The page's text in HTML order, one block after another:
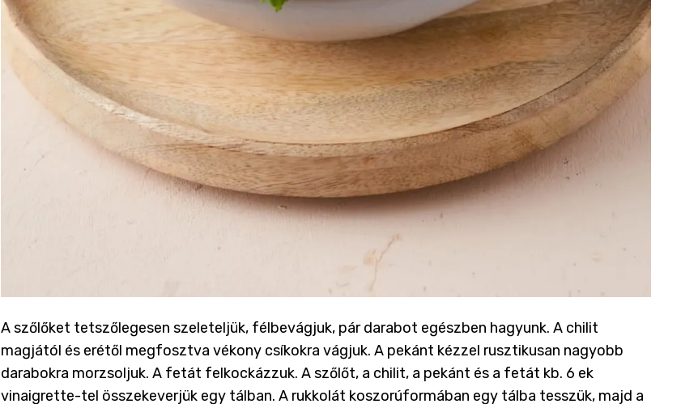
A szőlőket tetszőlegesen szeleteljük, félbevágjuk, pár darabot egészben hagyunk. A chilit
magjától és erétől megfosztva vékony csíkokra vágjuk. A pekánt kézzel rusztikusan nagyobb
darabokra morzsoljuk. A fetát felkockázzuk. A szőlőt, a chilit, a pekánt és a fetát kb. 6 ek
vinaigrette-tel összekeverjük egy tálban. A rukkolát koszorúformában egy tálba tesszük, majd a